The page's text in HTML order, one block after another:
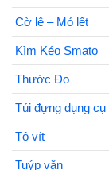
Cờ lê – Mỏ lết
Kìm Kéo Smato
Thước Đo
Túi đựng dụng cụ
Tô vít
Tuýp vặn